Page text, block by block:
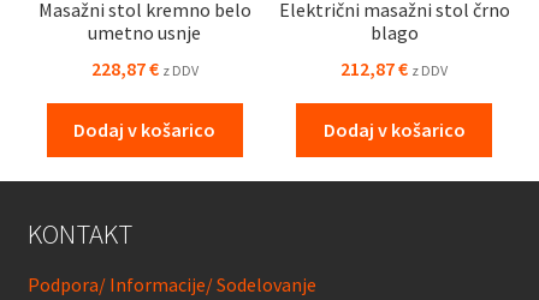
Masažni stol kremno belo
umetno usnje
228,87€ z DDV
Dodaj v košarico
Električni masažni stol črno
blago
212,87€ z DDV
Dodaj v košarico
KONTAKT
Podpora/ Informacije/ Sodelovanje